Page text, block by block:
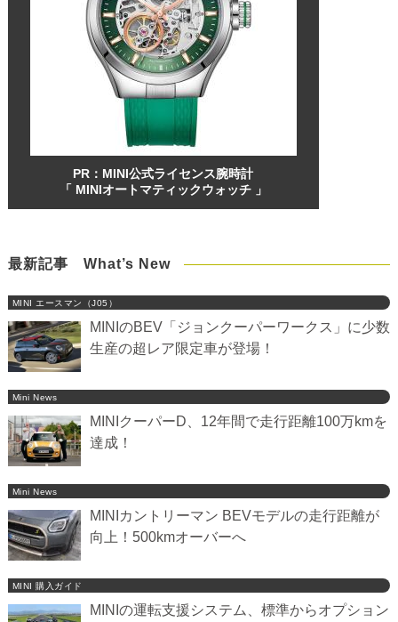
PR：MINI公式ライセンス腕時計
「 MINIオートマティックウォッチ 」
最新記事 What’s New
MINI エースマン（J05）
MINIのBEV「ジョンクーパーワークス」に少数
生産の超レア限定車が登場！
Mini News
MINIクーパーD、12年間で走行距離100万kmを
達成！
Mini News
MINIカントリーマン BEVモデルの走行距離が
向上！500kmオーバーへ
MINI 購入ガイド
MINIの運転支援システム、標準からオプション